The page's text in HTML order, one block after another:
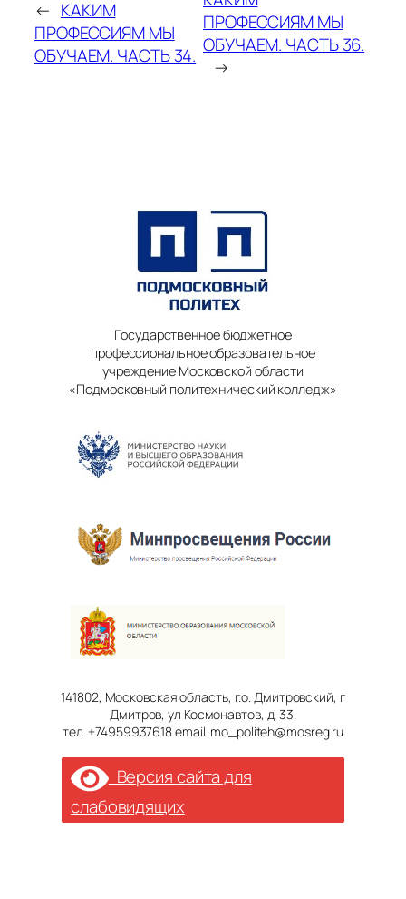
← КАКИМ
ПРОФЕССИЯМ МЫ
ОБУЧАЕМ. ЧАСТЬ 34.
ПРОФЕССИЯМ МЫ
ОБУЧАЕМ. ЧАСТЬ 36.
→
Государственное бюджетное
профессиональное образовательное
учреждение Московской области
«Подмосковный политехнический колледж»
141802, Московская область, г.о. Дмитровский, г
Дмитров, ул Космонавтов, д. 33.
тел. +74959937618 email. mo_politeh@mosreg.ru
Версия сайта для
слабовидящих